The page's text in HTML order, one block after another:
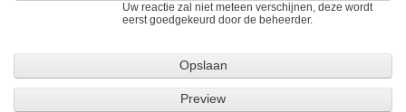
Uw reactie zal niet meteen verschijnen, deze wordt
eerst goedgekeurd door de beheerder.